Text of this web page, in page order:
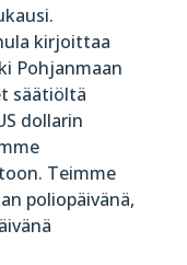
kirjoittaa
Pohjanmaan
säätiöltä
dollarin
Teimme
poliopäivänä,